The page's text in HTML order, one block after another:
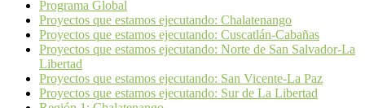
Programa Global
Proyectos que estamos ejecutando: Chalatenango
Proyectos que estamos ejecutando: Cuscatlán-Cabañas
Proyectos que estamos ejecutando: Norte de San Salvador-La
Libertad
Proyectos que estamos ejecutando: San Vicente-La Paz
Proyectos que estamos ejecutando: Sur de La Libertad